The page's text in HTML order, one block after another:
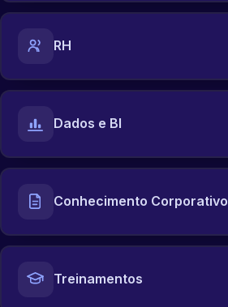
RH
Dados e BI
Conhecimento Corporativo
Treinamentos